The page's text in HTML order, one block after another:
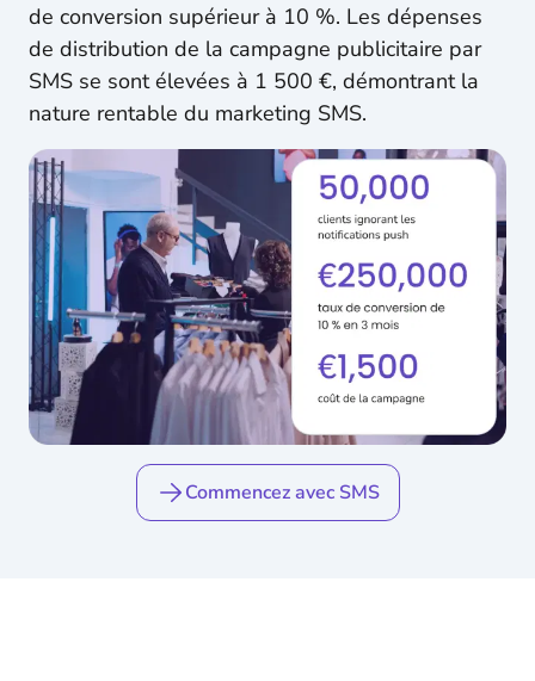
de conversion supérieur à 10 %. Les dépenses
de distribution de la campagne publicitaire par
SMS se sont élevées à 1 500 €, démontrant la
nature rentable du marketing SMS.
Commencez avec SMS